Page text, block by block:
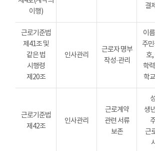
이행)
결
근로기준법
제41조 및
같은 법
시행령
제20조
인사관리
근로자 명부
작성·관리
이
주
호,
학
학
근로기준법
제42조
인사관리
근로계약
관련 서류
보존
생
근